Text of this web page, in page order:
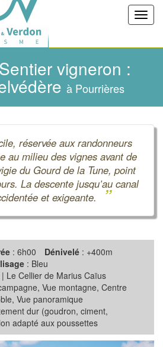
vigneron :
à Pourrières
réservée aux randonneurs
au milieu des vignes avant de
du Gourd de la Tune, point
La descente jusqu’au canal
et exigeante.
”
: 6h00 Dénivelé : +400m
: Bleu
Le Cellier de Marius Caïus
Vue montagne, Centre
Vue panoramique
dur (goudron, ciment,
adapté aux poussettes